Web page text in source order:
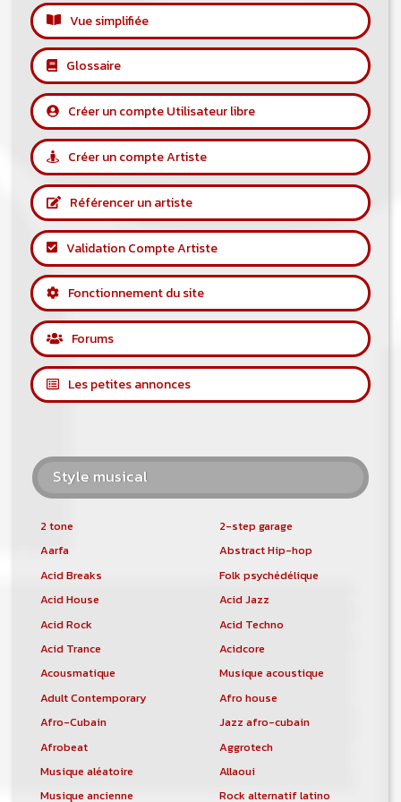
Vue simplifiée
Glossaire
Créer un compte Utilisateur libre
Créer un compte Artiste
Référencer un artiste
Validation Compte Artiste
Fonctionnement du site
Forums
Les petites annonces
Style musical
2 tone
2-step garage
Aarfa
Abstract Hip-hop
Acid Breaks
Folk psychédélique
Acid House
Acid Jazz
Acid Rock
Acid Techno
Acid Trance
Acidcore
Acousmatique
Musique acoustique
Adult Contemporary
Afro house
Afro-Cubain
Jazz afro-cubain
Afrobeat
Aggrotech
Musique aléatoire
Allaoui
Musique ancienne
Rock alternatif latino